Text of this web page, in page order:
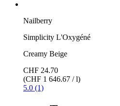
Nailberry
Simplicity L'Oxygéné
Creamy Beige
CHF 24.70
(CHF 1 646.67 / l)
5.0 (1)